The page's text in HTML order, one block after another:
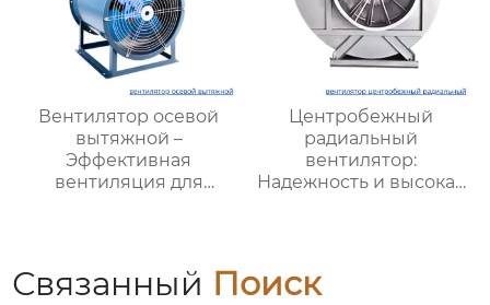
Вентилятор осевой
вытяжной –
Эффективная
вентиляция для
Центробежный
радиальный
вентилятор:
Надежность и высокая
Связанный Поиск